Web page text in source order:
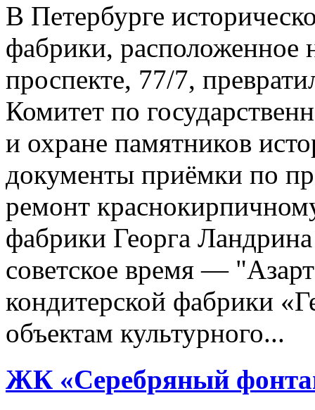
В Петербурге
фабрики,
проспекте, 77/7,
Комитет по
и охране памятников
документы приёмки по
ремонт
фабрики Георга
советское время —
кондитерской фабрики
объектам культурного...
ЖК «Серебряный